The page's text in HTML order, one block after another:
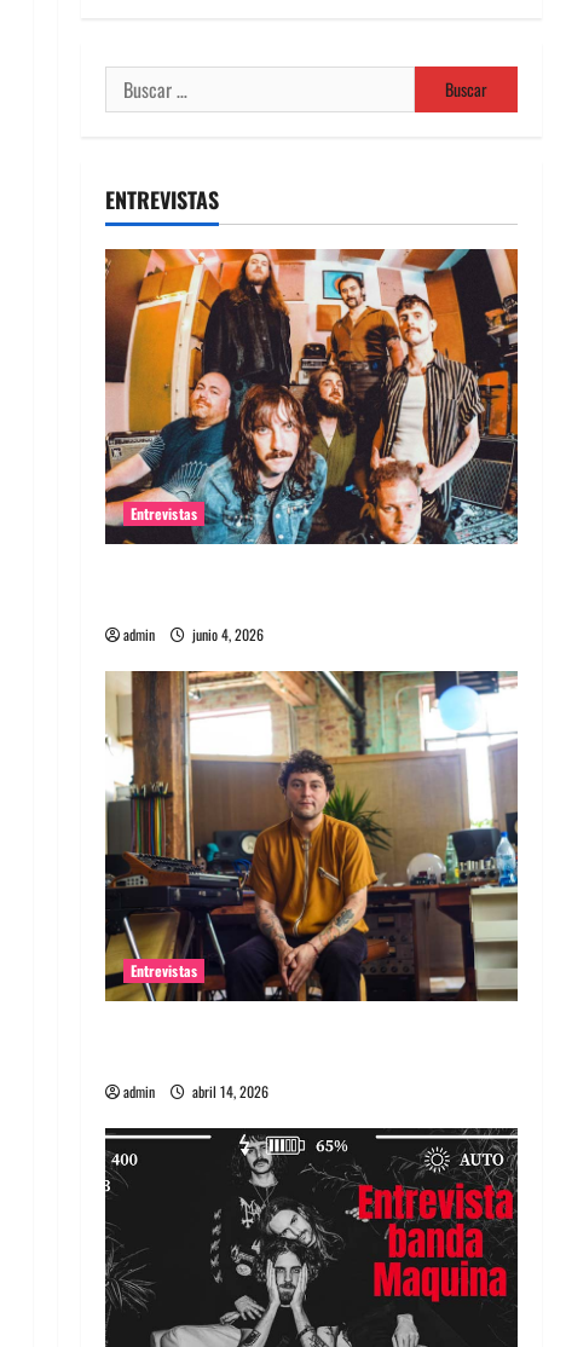
Buscar:
ENTREVISTAS
Entrevistas
admin junio 4, 2026
Entrevistas
admin abril 14, 2026